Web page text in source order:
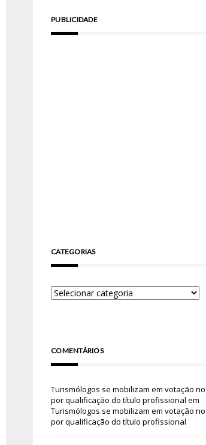
PUBLICIDADE
CATEGORIAS
COMENTÁRIOS
Turismólogos se mobilizam em votação
por qualificação do título profissional em
Turismólogos se mobilizam em votação
por qualificação do título profissional